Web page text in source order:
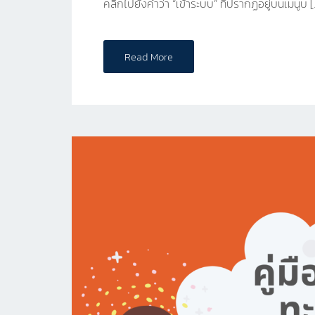
คลิกไปยังคำว่า “เข้าระบบ” ที่ปรากฏอยู่บนเมนูบ
Read More